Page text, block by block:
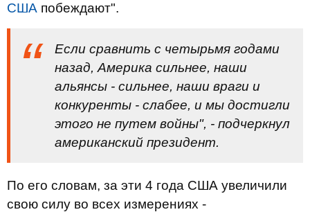
США побеждают".
Если сравнить с четырьмя годами
назад, Америка сильнее, наши
альянсы - сильнее, наши враги и
конкуренты - слабее, и мы достигли
этого не путем войны", - подчеркнул
американский президент.
По его словам, за эти 4 года США увеличили
свою силу во всех измерениях -